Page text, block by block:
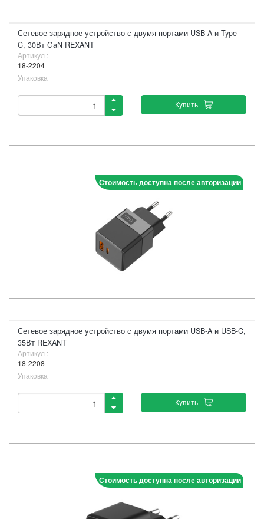
Сетевое зарядное устройство с двумя портами USB-A и Type-
C, 30Вт GaN REXANT
Артикул :
18-2204
Упаковка
Купить
Стоимость доступна после авторизации
Сетевое зарядное устройство с двумя портами USB-A и USB-C,
35Вт REXANT
Артикул :
18-2208
Упаковка
Купить
Стоимость доступна после авторизации